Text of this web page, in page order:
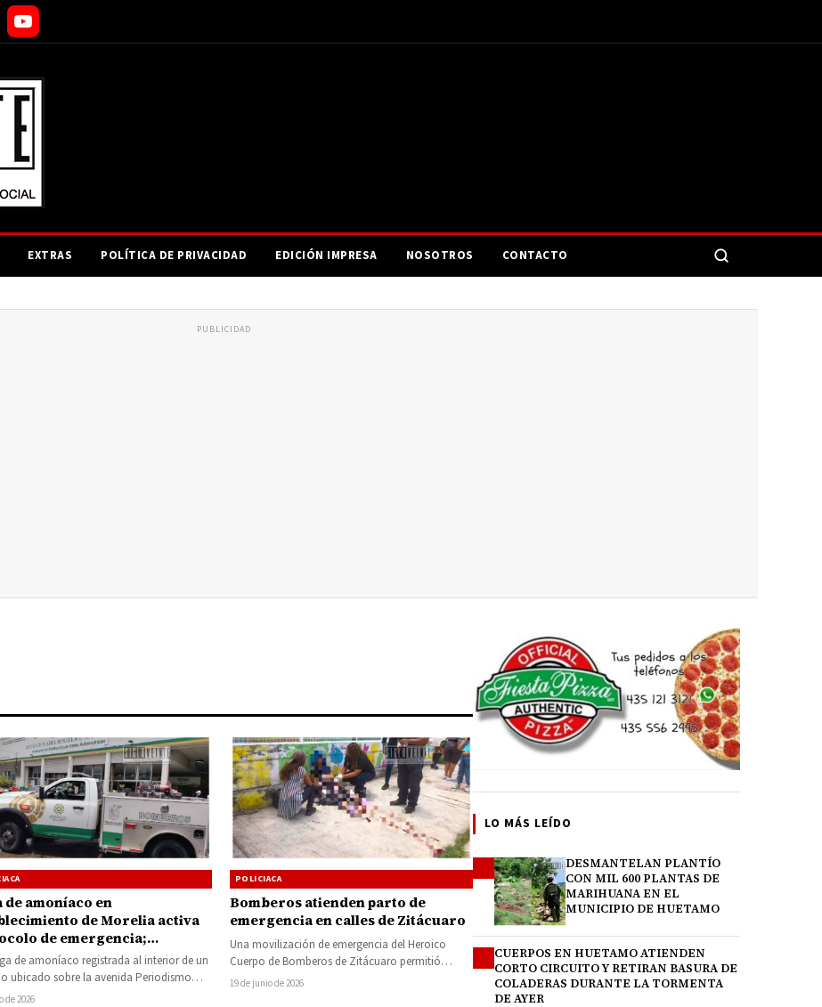
EXTRAS POLÍTICA DE PRIVACIDAD EDICIÓN IMPRESA NOSOTROS CONTACTO
PUBLICIDAD
de amoníaco en
de Morelia activa
de emergencia;
riesgos para la
de amoníaco registrada al interior de un
ubicado sobre la avenida Periodismo
la movilización de elementos…
de 2026
POLICIACA
Bomberos atienden parto de
emergencia en calles de Zitácuaro
Una movilización de emergencia del Heroico
Cuerpo de Bomberos de Zitácuaro permitió
brindar asistencia a una mujer que entró en…
19 de junio de 2026
LO MÁS LEÍDO
DESMANTELAN PLANTÍO
CON MIL 600 PLANTAS DE
MARIHUANA EN EL
MUNICIPIO DE HUETAMO
CUERPOS EN HUETAMO ATIENDEN
CORTO CIRCUITO Y RETIRAN BASURA DE
COLADERAS DURANTE LA TORMENTA
DE AYER